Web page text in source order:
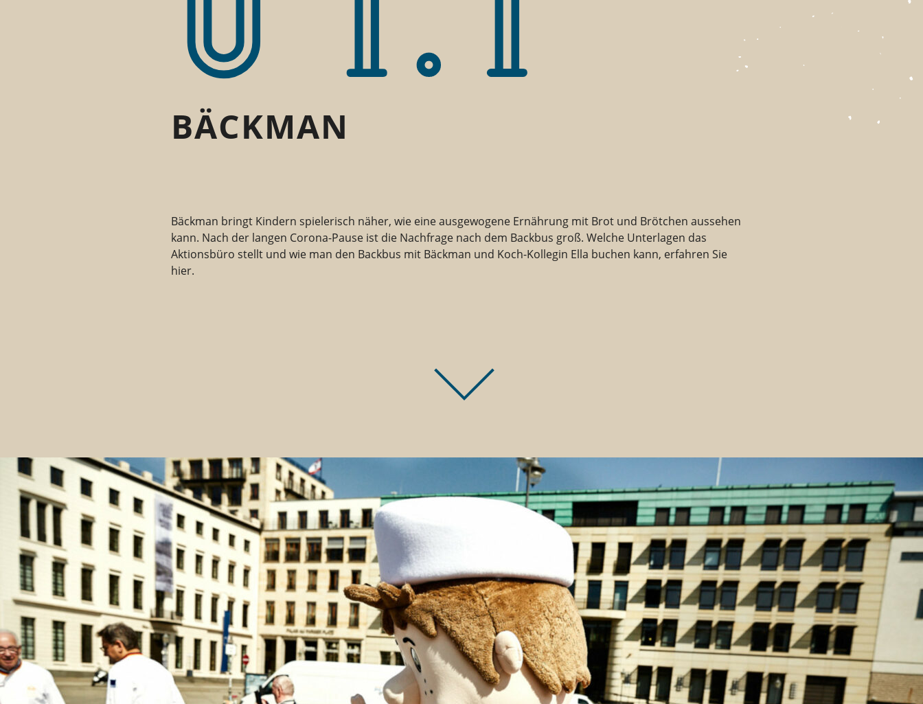
BÄCKMAN
Bäckman bringt Kindern spielerisch näher, wie eine ausgewogene Ernährung mit Brot und Brötchen aussehen
kann. Nach der langen Corona-Pause ist die Nachfrage nach dem Backbus groß. Welche Unterlagen das
Aktionsbüro stellt und wie man den Backbus mit Bäckman und Koch-Kollegin Ella buchen kann, erfahren Sie
hier.